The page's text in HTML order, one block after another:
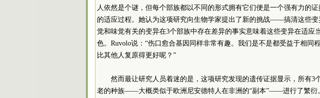
人依然是个谜，但每个部族都以不同的形式拥有它们便是一个强有力的
的适应过程。她认为这项研究向生物学家提出了新的挑战——搞清这些
觉和味觉有关的变异在3个部族中存在差异的事实意味着这些变异在适应
色。Ruvolo说：“伤口愈合基因同样非常有趣。我们是不是都受益于相同
比其他人复原得更好呢？”
然而最让研究人员着迷的是，这项研究发现的遗传证据显示，所有3
老的种族——大概类似于欧洲尼安德特人在非洲的“副本”——进行了繁衍